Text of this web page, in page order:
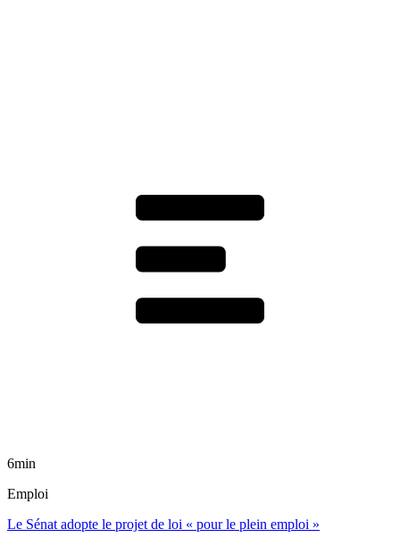
6min
Emploi
Le Sénat adopte le projet de loi « pour le plein emploi »